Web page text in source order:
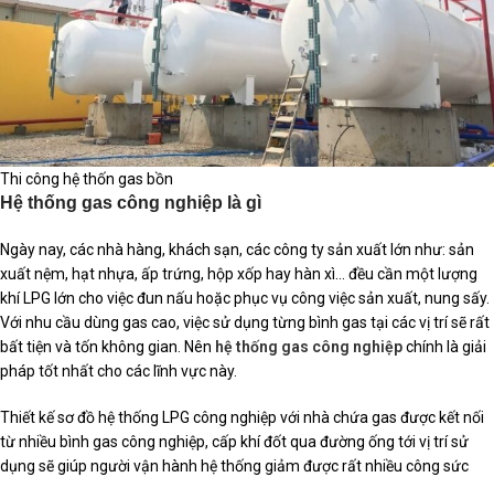
Thi công hệ thốn gas bồn
Hệ thống gas công nghiệp là gì
Ngày nay, các nhà hàng, khách sạn, các công ty sản xuất lớn như: sản
xuất nệm, hạt nhựa, ấp trứng, hộp xốp hay hàn xì… đều cần một lượng
khí LPG lớn cho việc đun nấu hoặc phục vụ công việc sản xuất, nung sấy.
Với nhu cầu dùng gas cao, việc sử dụng từng bình gas tại các vị trí sẽ rất
bất tiện và tốn không gian. Nên hệ thống gas công nghiệpchính là giải
pháp tốt nhất cho các lĩnh vực này.
Thiết kế sơ đồ hệ thống LPG công nghiệp với nhà chứa gas được kết nối
từ nhiều bình gas công nghiệp, cấp khí đốt qua đường ống tới vị trí sử
dụng sẽ giúp người vận hành hệ thống giảm được rất nhiều công sức